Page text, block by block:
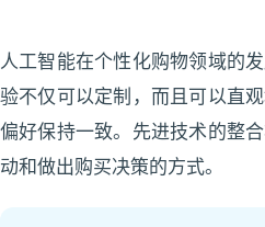
人工智能在个性化购物领域的
验不仅可以定制，而且可以直
偏好保持一致。先进技术的整
动和做出购买决策的方式。